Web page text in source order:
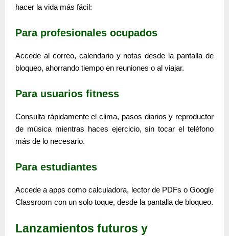
hacer la vida más fácil:
Para profesionales ocupados
Accede al correo, calendario y notas desde la pantalla de
bloqueo, ahorrando tiempo en reuniones o al viajar.
Para usuarios fitness
Consulta rápidamente el clima, pasos diarios y reproductor
de música mientras haces ejercicio, sin tocar el teléfono
más de lo necesario.
Para estudiantes
Accede a apps como calculadora, lector de PDFs o Google
Classroom con un solo toque, desde la pantalla de bloqueo.
Lanzamientos futuros y